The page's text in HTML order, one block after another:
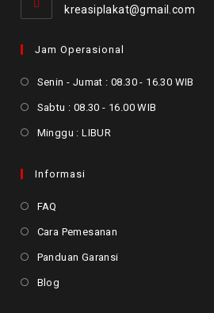
kreasiplakat@gmail.com
Jam Operasional
Senin - Jumat : 08.30 - 16.30 WIB
Sabtu : 08.30 - 16.00 WIB
Minggu : LIBUR
Informasi
FAQ
Cara Pemesanan
Panduan Garansi
Blog